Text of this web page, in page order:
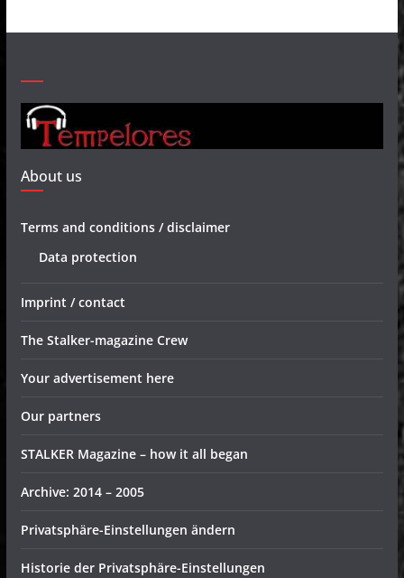
About us
Terms and conditions / disclaimer
Data protection
Imprint / contact
The Stalker-magazine Crew
Your advertisement here
Our partners
STALKER Magazine – how it all began
Archive: 2014 – 2005
Privatsphäre-Einstellungen ändern
Historie der Privatsphäre-Einstellungen